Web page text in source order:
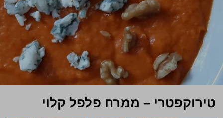
טירוקפטרי – ממרח פלפל קלוי